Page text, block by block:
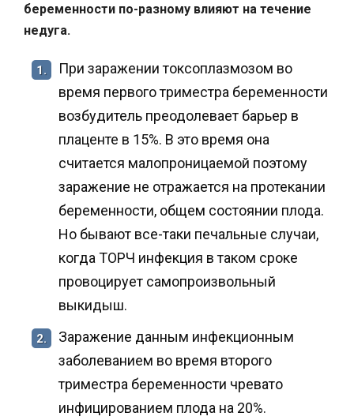
беременности по-разному влияют на течение
недуга.
1.
При заражении токсоплазмозом во
время первого триместра беременности
возбудитель преодолевает барьер в
плаценте в 15%. В это время она
считается малопроницаемой поэтому
заражение не отражается на протекании
беременности, общем состоянии плода.
Но бывают все-таки печальные случаи,
когда ТОРЧ инфекция в таком сроке
провоцирует самопроизвольный
выкидыш.
2.
Заражение данным инфекционным
заболеванием во время второго
триместра беременности чревато
инфицированием плода на 20%.